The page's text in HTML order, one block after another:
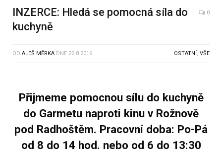
INZERCE: Hledá se pomocná síla do
kuchyně
0
OD ALEŠ MĚRKA DNE 22.8.2016 OSTATNÍ , VŠE
Přijmeme pomocnou sílu do kuchyně
do Garmetu naproti kinu v Rožnově
pod Radhoštěm. Pracovní doba: Po-Pá
od 8 do 14 hod. nebo od 6 do 13:30